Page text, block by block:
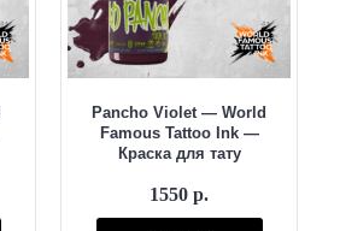
Pancho Violet — World
Famous Tattoo Ink —
Краска для тату
1550 р.